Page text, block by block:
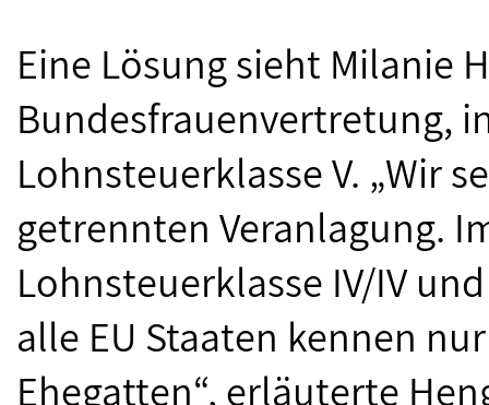
Eine Lösung sieht Milanie
Bundesfrauenvertretung,
Lohnsteuerklasse V. „Wir
getrennten Veranlagung.
Lohnsteuerklasse IV/IV
alle EU Staaten kennen
Ehegatten“, erläuterte